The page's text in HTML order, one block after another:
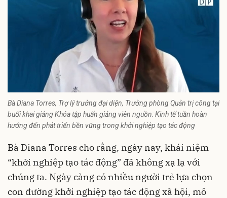
Bà Diana Torres, Trợ lý trưởng đại diện, Trưởng phòng Quản trị công tại
buổi khai giảng Khóa tập huấn giảng viên nguồn: Kinh tế tuần hoàn
hướng đến phát triển bền vững trong khởi nghiệp tạo tác động
Bà Diana Torres cho rằng, ngày nay, khái niệm
“khởi nghiệp tạo tác động” đã không xạ lạ với
chúng ta. Ngày càng có nhiều người trẻ lựa chọn
con đường khởi nghiệp tạo tác động xã hội, mô